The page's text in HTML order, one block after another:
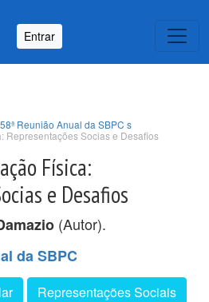
Entrar
Reunião Anual da SBPC s
Representações Socias e Desafios
Física:
e Desafios
(Autor).
da SBPC
Representações Sociais